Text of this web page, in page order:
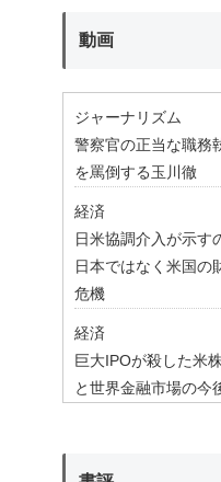
動画
ジャーナリズム
警察官の正当な職務
を罵倒する玉川徹
経済
日米協調介入が示す
日本ではなく米国の
危機
経済
巨大IPOが殺した米
と世界金融市場の今